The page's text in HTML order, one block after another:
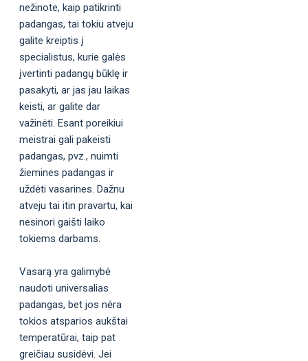
nežinote, kaip patikrinti
padangas, tai tokiu atveju
galite kreiptis į
specialistus, kurie galės
įvertinti padangų būklę ir
pasakyti, ar jas jau laikas
keisti, ar galite dar
važinėti. Esant poreikiui
meistrai gali pakeisti
padangas, pvz., nuimti
žiemines padangas ir
uždėti vasarines. Dažnu
atveju tai itin pravartu, kai
nesinori gaišti laiko
tokiems darbams.
Vasarą yra galimybė
naudoti universalias
padangas, bet jos nėra
tokios atsparios aukštai
temperatūrai, taip pat
greičiau susidėvi. Jei